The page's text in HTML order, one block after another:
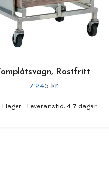
Tomplåtsvagn, Rostfritt
7 245 kr
I lager - Leveranstid: 4-7 dagar